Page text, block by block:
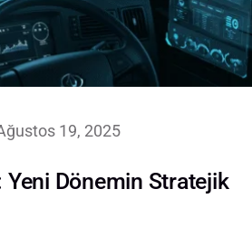
19, 2025
Yeni Dönemin Stratejik